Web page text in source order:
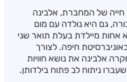
של המחברת, אלבינה
גם היא נולדה עם מום
אחות מיילדת בעלת תואר שני
חיפה. לצורך
אלבינה את נושא חוויות
ניתוח לב פתוח בילדותן.